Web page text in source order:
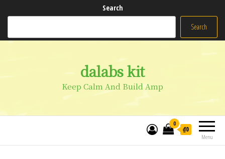
Search
Search
dalabs kit
Keep Calm And Build Amp
Menu
0
₫0